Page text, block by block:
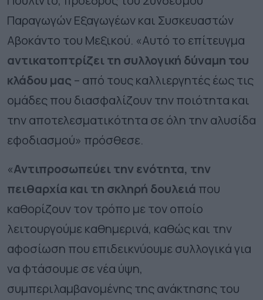
Παραγωγών Εξαγωγέων και Συσκευαστών
Αβοκάντο του Μεξικού. «Αυτό το επίτευγμα
αντικατοπτρίζει τη συλλογική δύναμη του
κλάδου μας – από τους καλλιεργητές έως τις
ομάδες που διασφαλίζουν την ποιότητα και
την αποτελεσματικότητα σε όλη την αλυσίδα
εφοδιασμού» πρόσθεσε.
«Αντιπροσωπεύει την ενότητα, την
πειθαρχία και τη σκληρή δουλειά που
καθορίζουν τον τρόπο με τον οποίο
λειτουργούμε καθημερινά, καθώς και την
αφοσίωση που επιδεικνύουμε συλλογικά για
να φτάσουμε σε νέα ύψη,
συμπεριλαμβανομένης της ανάκτησης του